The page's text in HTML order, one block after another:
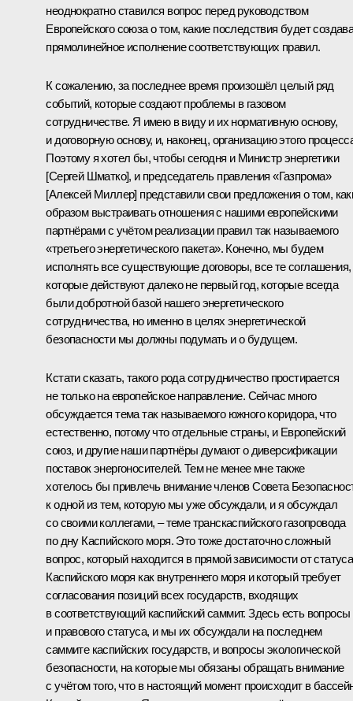
неоднократно ставился вопрос перед руководством
Европейского союза о том, какие последствия будет
прямолинейное исполнение соответствующих правил.
К сожалению, за последнее время произошёл целый ряд
событий, которые создают проблемы в газовом
сотрудничестве. Я имею в виду и их нормативную основу,
и договорную основу, и, наконец, организацию этого
Поэтому я хотел бы, чтобы сегодня и Министр энергетики
[Сергей Шматко], и председатель правления «Газпрома»
[Алексей Миллер] представили свои предложения о том,
образом выстраивать отношения с нашими европейскими
партнёрами с учётом реализации правил так называемого
«третьего энергетического пакета». Конечно, мы будем
исполнять все существующие договоры, все те соглашения,
которые действуют далеко не первый год, которые всегда
были добротной базой нашего энергетического
сотрудничества, но именно в целях энергетической
безопасности мы должны подумать и о будущем.
Кстати сказать, такого рода сотрудничество простирается
не только на европейское направление. Сейчас много
обсуждается тема так называемого южного коридора, что
естественно, потому что отдельные страны, и Европейский
союз, и другие наши партнёры думают о диверсификации
поставок энергоносителей. Тем не менее мне также
хотелось бы привлечь внимание членов Совета
к одной из тем, которую мы уже обсуждали, и я обсуждал
со своими коллегами, – теме транскаспийского газопровода
по дну Каспийского моря. Это тоже достаточно сложный
вопрос, который находится в прямой зависимости от статуса
Каспийского моря как внутреннего моря и который требует
согласования позиций всех государств, входящих
в соответствующий каспийский саммит. Здесь есть вопросы
и правового статуса, и мы их обсуждали на последнем
саммитекаспийских государств, и вопросы экологической
безопасности, на которые мы обязаны обращать внимание
с учётом того, что в настоящий момент происходит в